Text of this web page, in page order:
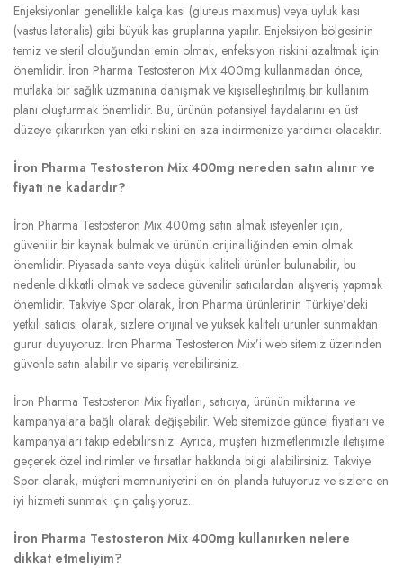
Enjeksiyonlar genellikle kalça kası (gluteus maximus) veya uyluk kası
(vastus lateralis) gibi büyük kas gruplarına yapılır. Enjeksiyon bölgesinin
temiz ve steril olduğundan emin olmak, enfeksiyon riskini azaltmak için
önemlidir. İron Pharma Testosteron Mix 400mg kullanmadan önce,
mutlaka bir sağlık uzmanına danışmak ve kişiselleştirilmiş bir kullanım
planı oluşturmak önemlidir. Bu, ürünün potansiyel faydalarını en üst
düzeye çıkarırken yan etki riskini en aza indirmenize yardımcı olacaktır.
İron Pharma Testosteron Mix 400mg nereden satın alınır ve
fiyatı ne kadardır?
İron Pharma Testosteron Mix 400mg satın almak isteyenler için,
güvenilir bir kaynak bulmak ve ürünün orijinalliğinden emin olmak
önemlidir. Piyasada sahte veya düşük kaliteli ürünler bulunabilir, bu
nedenle dikkatli olmak ve sadece güvenilir satıcılardan alışveriş yapmak
önemlidir. Takviye Spor olarak, İron Pharma ürünlerinin Türkiye’deki
yetkili satıcısı olarak, sizlere orijinal ve yüksek kaliteli ürünler sunmaktan
gurur duyuyoruz. İron Pharma Testosteron Mix’i web sitemiz üzerinden
güvenle satın alabilir ve sipariş verebilirsiniz.
İron Pharma Testosteron Mix fiyatları, satıcıya, ürünün miktarına ve
kampanyalara bağlı olarak değişebilir. Web sitemizde güncel fiyatları ve
kampanyaları takip edebilirsiniz. Ayrıca, müşteri hizmetlerimizle iletişime
geçerek özel indirimler ve fırsatlar hakkında bilgi alabilirsiniz. Takviye
Spor olarak, müşteri memnuniyetini en ön planda tutuyoruz ve sizlere en
iyi hizmeti sunmak için çalışıyoruz.
İron Pharma Testosteron Mix 400mg kullanırken nelere
dikkat etmeliyim?